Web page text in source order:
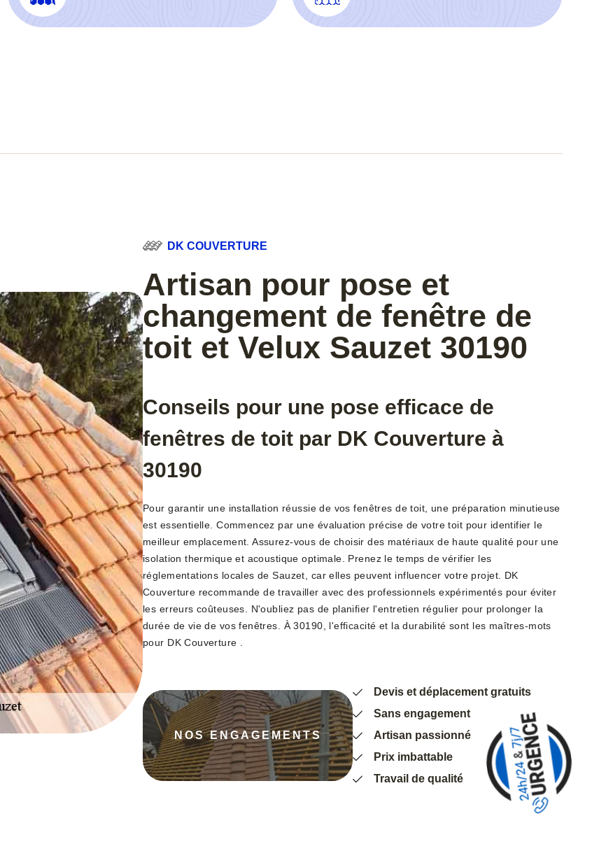
DK COUVERTURE
Artisan pour pose et
changement de fenêtre de
toit et Velux Sauzet 30190
Conseils pour une pose efficace de
fenêtres de toit par DK Couverture à
30190
Pour garantir une installation réussie de vos fenêtres de toit, une préparation minutieuse
est essentielle. Commencez par une évaluation précise de votre toit pour identifier le
meilleur emplacement. Assurez-vous de choisir des matériaux de haute qualité pour une
isolation thermique et acoustique optimale. Prenez le temps de vérifier les
réglementations locales de Sauzet, car elles peuvent influencer votre projet. DK
Couverture recommande de travailler avec des professionnels expérimentés pour éviter
les erreurs coûteuses. N'oubliez pas de planifier l'entretien régulier pour prolonger la
durée de vie de vos fenêtres. À 30190, l'efficacité et la durabilité sont les maîtres-mots
pour DK Couverture .
NOS ENGAGEMENTS
Devis et déplacement gratuits
Sans engagement
Artisan passionné
Prix imbattable
Travail de qualité